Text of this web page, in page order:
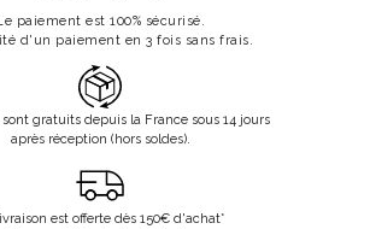
paiement est 100% sécurisé.
d'un paiement en 3 fois sans frais.
sont gratuits depuis la France sous 14 jours
après réception (hors soldes).
est offerte dès 150€ d'achat*